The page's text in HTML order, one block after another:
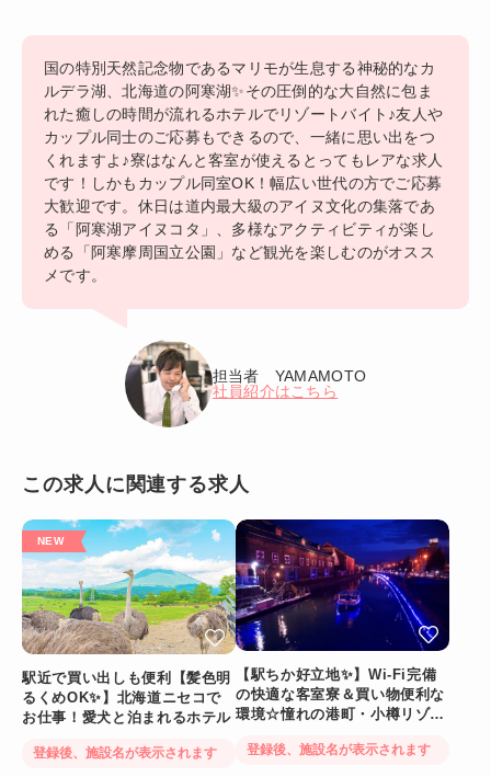
国の特別天然記念物であるマリモが生息する神秘的なカ
ルデラ湖、北海道の阿寒湖✨その圧倒的な大自然に包ま
れた癒しの時間が流れるホテルでリゾートバイト♪友人や
カップル同士のご応募もできるので、一緒に思い出をつ
くれますよ♪寮はなんと客室が使えるとってもレアな求人
です！しかもカップル同室OK！幅広い世代の方でご応募
大歓迎です。休日は道内最大級のアイヌ文化の集落であ
る「阿寒湖アイヌコタ」、多様なアクティビティが楽し
める「阿寒摩周国立公園」など観光を楽しむのがオスス
メです。
担当者 YAMAMOTO
社員紹介はこちら
この求人に関連する求人
駅近で買い出しも便利【髪色明
るくめOK✨】北海道ニセコで
お仕事！愛犬と泊まれるホテル
登録後、施設名が表示されます
【駅ちか好立地✨】Wi-Fi完備
の快適な客室寮＆買い物便利な
環境☆憧れの港町・小樽リゾー
登録後、施設名が表示されます